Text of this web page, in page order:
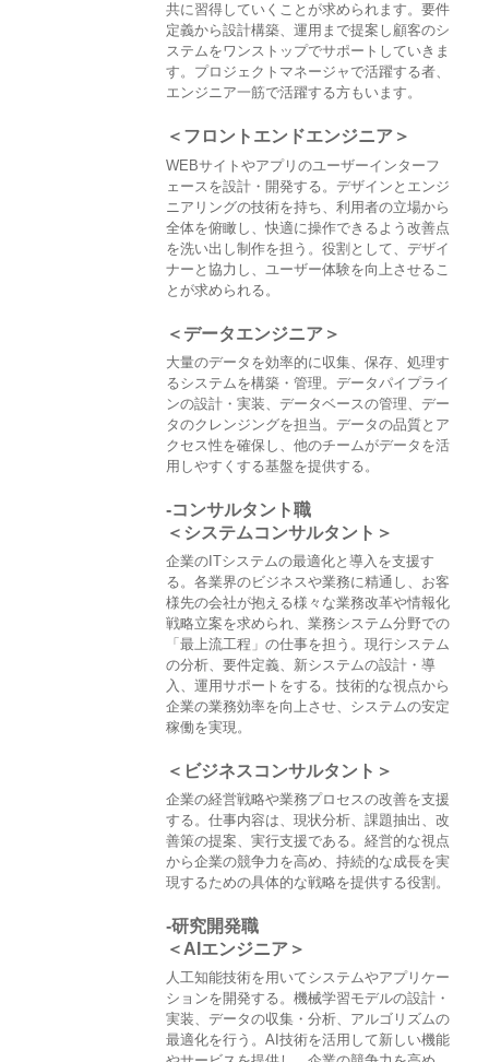
共に習得していくことが求められます。要件
定義から設計構築、運用まで提案し顧客のシ
ステムをワンストップでサポートしていきま
す。プロジェクトマネージャで活躍する者、
エンジニア一筋で活躍する方もいます。
＜フロントエンドエンジニア＞
WEBサイトやアプリのユーザーインターフ
ェースを設計・開発する。デザインとエンジ
ニアリングの技術を持ち、利用者の立場から
全体を俯瞰し、快適に操作できるよう改善点
を洗い出し制作を担う。役割として、デザイ
ナーと協力し、ユーザー体験を向上させるこ
とが求められる。
＜データエンジニア＞
大量のデータを効率的に収集、保存、処理す
るシステムを構築・管理。データパイプライ
ンの設計・実装、データベースの管理、デー
タのクレンジングを担当。データの品質とア
クセス性を確保し、他のチームがデータを活
用しやすくする基盤を提供する。
-コンサルタント職
＜システムコンサルタント＞
企業のITシステムの最適化と導入を支援す
る。各業界のビジネスや業務に精通し、お客
様先の会社が抱える様々な業務改革や情報化
戦略立案を求められ、業務システム分野での
「最上流工程」の仕事を担う。現行システム
の分析、要件定義、新システムの設計・導
入、運用サポートをする。技術的な視点から
企業の業務効率を向上させ、システムの安定
稼働を実現。
＜ビジネスコンサルタント＞
企業の経営戦略や業務プロセスの改善を支援
する。仕事内容は、現状分析、課題抽出、改
善策の提案、実行支援である。経営的な視点
から企業の競争力を高め、持続的な成長を実
現するための具体的な戦略を提供する役割。
-研究開発職
＜AIエンジニア＞
人工知能技術を用いてシステムやアプリケー
ションを開発する。機械学習モデルの設計・
実装、データの収集・分析、アルゴリズムの
最適化を行う。AI技術を活用して新しい機能